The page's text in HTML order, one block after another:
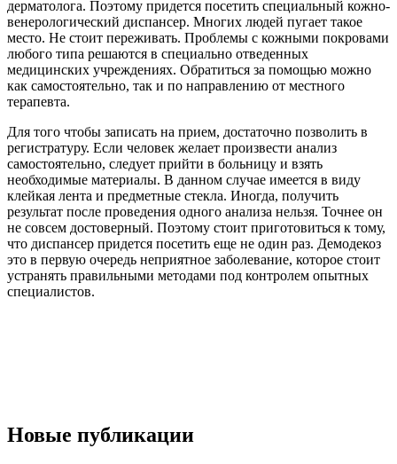
дерматолога. Поэтому придется посетить специальный кожно-
венерологический диспансер. Многих людей пугает такое
место. Не стоит переживать. Проблемы с кожными покровами
любого типа решаются в специально отведенных
медицинских учреждениях. Обратиться за помощью можно
как самостоятельно, так и по направлению от местного
терапевта.
Для того чтобы записать на прием, достаточно позволить в
регистратуру. Если человек желает произвести анализ
самостоятельно, следует прийти в больницу и взять
необходимые материалы. В данном случае имеется в виду
клейкая лента и предметные стекла. Иногда, получить
результат после проведения одного анализа нельзя. Точнее он
не совсем достоверный. Поэтому стоит приготовиться к тому,
что диспансер придется посетить еще не один раз. Демодекоз
это в первую очередь неприятное заболевание, которое стоит
устранять правильными методами под контролем опытных
специалистов.
Новые публикации